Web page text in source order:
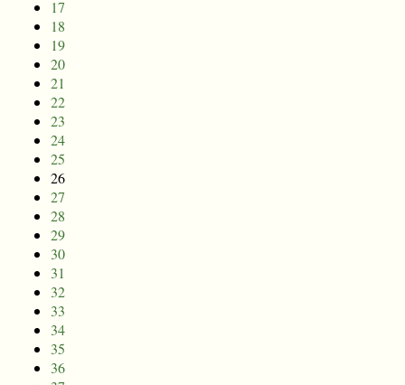
17
18
19
20
21
22
23
24
25
26
27
28
29
30
31
32
33
34
35
36